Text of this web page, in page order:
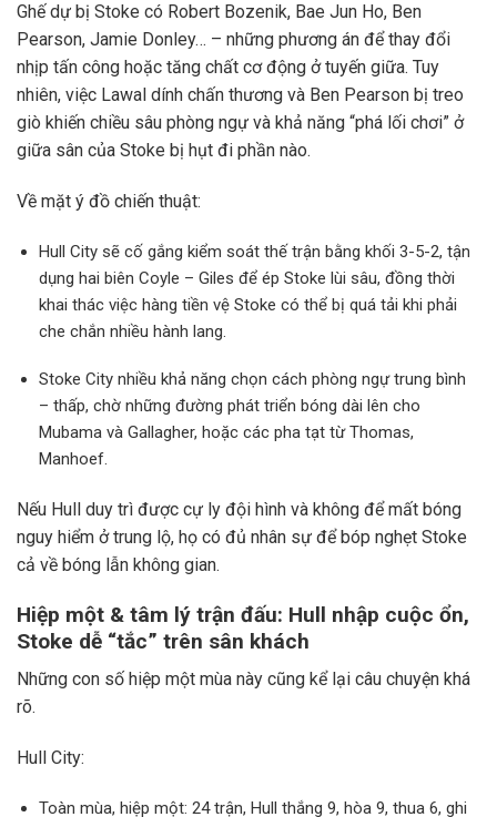
Ghế dự bị Stoke có Robert Bozenik, Bae Jun Ho, Ben
Pearson, Jamie Donley… – những phương án để thay đổi
nhịp tấn công hoặc tăng chất cơ động ở tuyến giữa. Tuy
nhiên, việc Lawal dính chấn thương và Ben Pearson bị treo
giò khiến chiều sâu phòng ngự và khả năng “phá lối chơi” ở
giữa sân của Stoke bị hụt đi phần nào.
Về mặt ý đồ chiến thuật:
Hull City sẽ cố gắng kiểm soát thế trận bằng khối 3-5-2, tận
dụng hai biên Coyle – Giles để ép Stoke lùi sâu, đồng thời
khai thác việc hàng tiền vệ Stoke có thể bị quá tải khi phải
che chắn nhiều hành lang.
Stoke City nhiều khả năng chọn cách phòng ngự trung bình
– thấp, chờ những đường phát triển bóng dài lên cho
Mubama và Gallagher, hoặc các pha tạt từ Thomas,
Manhoef.
Nếu Hull duy trì được cự ly đội hình và không để mất bóng
nguy hiểm ở trung lộ, họ có đủ nhân sự để bóp nghẹt Stoke
cả về bóng lẫn không gian.
Hiệp một & tâm lý trận đấu: Hull nhập cuộc ổn,
Stoke dễ “tắc” trên sân khách
Những con số hiệp một mùa này cũng kể lại câu chuyện khá
rõ.
Hull City:
Toàn mùa, hiệp một: 24 trận, Hull thắng 9, hòa 9, thua 6, ghi